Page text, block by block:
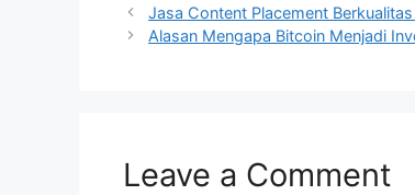
Jasa Content Placement
Alasan Mengapa Bitcoin Menjadi
Leave a Comment